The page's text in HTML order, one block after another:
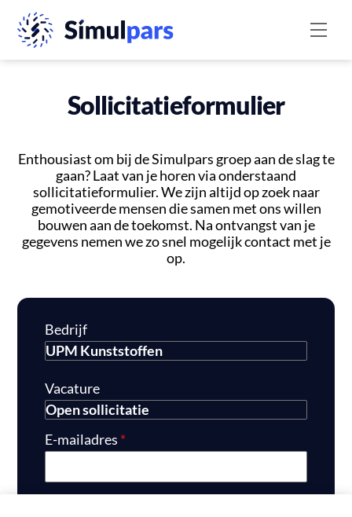
content
Sollicitatieformulier
Enthousiast om bij de Simulpars groep aan de slag te
gaan? Laat van je horen via onderstaand
sollicitatieformulier. We zijn altijd op zoek naar
gemotiveerde mensen die samen met ons willen
bouwen aan de toekomst. Na ontvangst van je
gegevens nemen we zo snel mogelijk contact met je
op.
Bedrijf
Vacature
E-mailadres *